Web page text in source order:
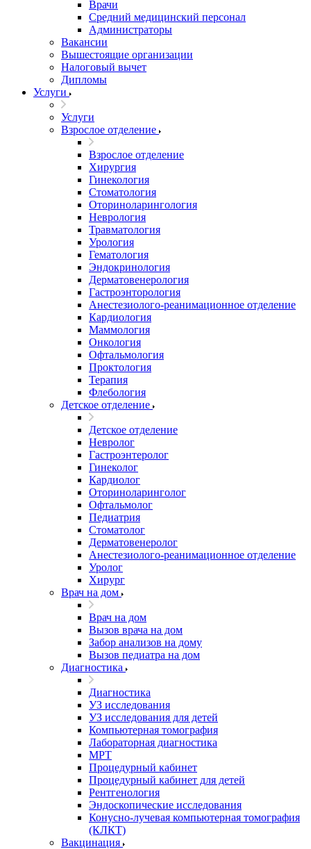
Врачи
Средний медицинский персонал
Администраторы
Вакансии
Вышестоящие организации
Налоговый вычет
Дипломы
Услуги
Услуги
Взрослое отделение
Взрослое отделение
Хирургия
Гинекология
Стоматология
Оториноларингология
Неврология
Травматология
Урология
Гематология
Эндокринология
Дерматовенерология
Гастроэнторология
Анестезиолого-реанимационное отделение
Кардиология
Маммология
Онкология
Офтальмология
Проктология
Терапия
Флебология
Детское отделение
Детское отделение
Невролог
Гастроэнтеролог
Гинеколог
Кардиолог
Оториноларинголог
Офтальмолог
Педиатрия
Стоматолог
Дерматовенеролог
Анестезиолого-реанимационное отделение
Уролог
Хирург
Врач на дом
Врач на дом
Вызов врача на дом
Забор анализов на дому
Вызов педиатра на дом
Диагностика
Диагностика
УЗ исследования
УЗ исследования для детей
Компьютерная томография
Лабораторная диагностика
МРТ
Процедурный кабинет
Процедурный кабинет для детей
Рентгенология
Эндоскопические исследования
Конусно-лучевая компьютерная томография
(КЛКТ)
Вакцинация